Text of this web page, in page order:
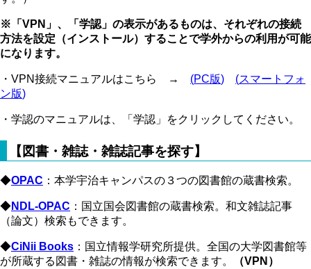
※「VPN」、「学認」の表示があるものは、それぞれの接続
方法を設定（インストール）することで学外からの利用が可能
になります。
・VPN接続マニュアルはこちら → (PC版) (スマートフォ
ン版)
・学認のマニュアルは、「学認」をクリックしてください。
【図書・雑誌・雑誌記事を探す】
◆OPAC ：本学宇治キャンパスの３つの図書館の蔵書検索。
◆NDL-OPAC ：国立国会図書館の蔵書検索。和文雑誌記事
（論文）検索もできます。
◆CiNii Books ：国立情報学研究所提供。全国の大学図書館等
が所蔵する図書・雑誌の情報が検索できます。
（VPN）